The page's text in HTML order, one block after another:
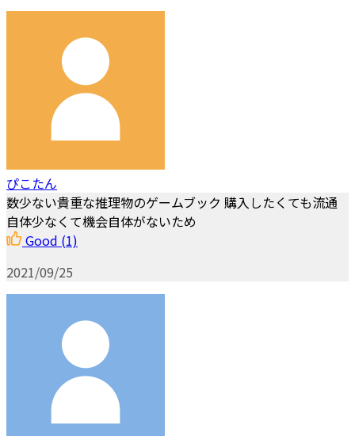
ぴこたん
数少ない貴重な推理物のゲームブック 購入したくても流通
自体少なくて機会自体がないため
Good (1)
2021/09/25